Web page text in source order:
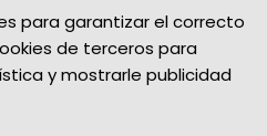
para garantizar el correcto
de terceros para
y mostrarle publicidad